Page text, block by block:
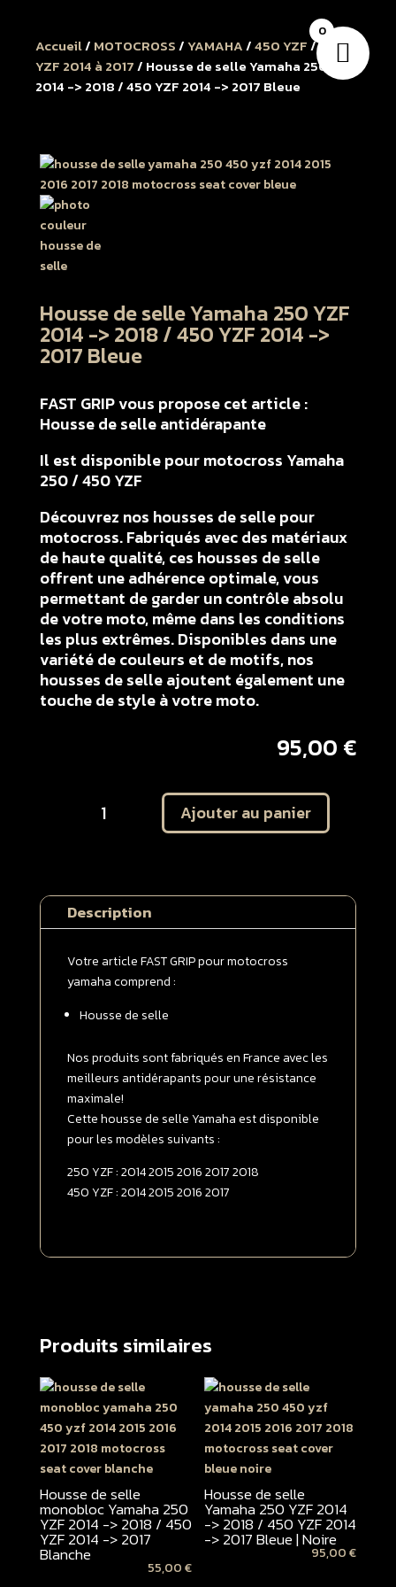
Accueil/ MOTOCROSS/YAMAHA/450 YZF/ 450
YZF 2014 à 2017/ Housse de selle Yamaha 250 YZF
2014 -> 2018 / 450 YZF 2014 -> 2017 Bleue
Housse de selle Yamaha 250 YZF
2014 -> 2018 / 450 YZF 2014 ->
2017 Bleue
FAST GRIP vous propose cet article :
Housse de selle antidérapante
Il est disponible pour motocross Yamaha
250 / 450 YZF
Découvrez nos housses de selle pour
motocross. Fabriqués avec des matériaux
de haute qualité, ces housses de selle
offrent une adhérence optimale, vous
permettant de garder un contrôle absolu
de votre moto, même dans les conditions
les plus extrêmes. Disponibles dans une
variété de couleurs et de motifs, nos
housses de selle ajoutent également une
touche de style à votre moto.
95,00 €
Yamaha
250
2014
-
2018
450
YZF
2014
-
>
Bleue
Ajouter au panier
Description
Votre article FAST GRIP pour motocross
yamaha comprend :
Housse de selle
Nos produits sont fabriqués en France avec les
meilleurs antidérapants pour une résistance
maximale!
Cette housse de selle Yamaha est disponible
pour les modèles suivants :
250 YZF : 2014 2015 2016 2017 2018
450 YZF : 2014 2015 2016 2017
Produits similaires
Housse de selle
monobloc Yamaha 250
YZF 2014 -> 2018 / 450
YZF 2014 -> 2017
Blanche
55,00€
Housse de selle
Yamaha 250 YZF 2014
-> 2018 / 450 YZF 2014
-> 2017 Bleue | Noire
95,00€
0